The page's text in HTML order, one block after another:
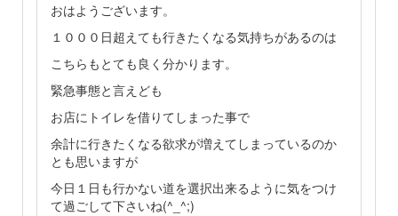
おはようございます。
１０００日超えても行きたくなる気持ちがあるのは
こちらもとても良く分かります。
緊急事態と言えども
お店にトイレを借りてしまった事で
余計に行きたくなる欲求が増えてしまっているのか
とも思いますが
今日１日も行かない道を選択出来るように気をつけ
て過ごして下さいね(^_^;)